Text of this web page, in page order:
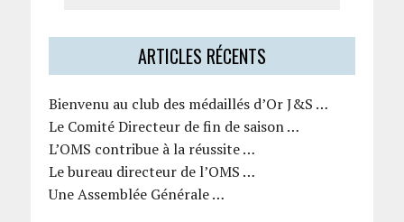
ARTICLES RÉCENTS
Bienvenu au club des médaillés d’Or J&S …
Le Comité Directeur de fin de saison …
L’OMS contribue à la réussite …
Le bureau directeur de l’OMS …
Une Assemblée Générale …